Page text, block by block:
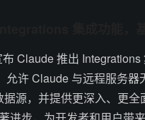
Claude 推出 Integrations
许 Claude 与远程服务器
源，并提供更深入、更